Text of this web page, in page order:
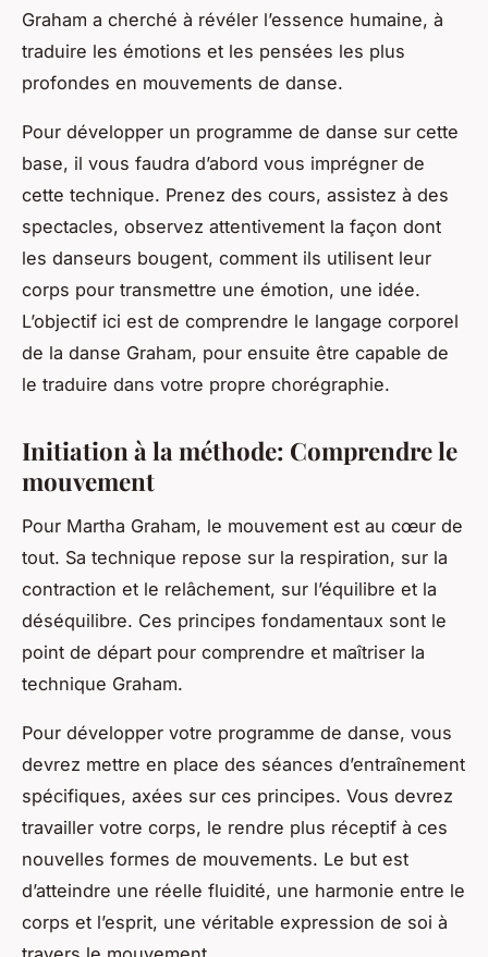
Graham a cherché à révéler l’essence humaine, à
traduire les émotions et les pensées les plus
profondes en mouvements de danse.
Pour développer un programme de danse sur cette
base, il vous faudra d’abord vous imprégner de
cette technique. Prenez des cours, assistez à des
spectacles, observez attentivement la façon dont
les danseurs bougent, comment ils utilisent leur
corps pour transmettre une émotion, une idée.
L’objectif ici est de comprendre le langage corporel
de la danse Graham, pour ensuite être capable de
le traduire dans votre propre chorégraphie.
Initiation à la méthode: Comprendre le
mouvement
Pour Martha Graham, le mouvement est au cœur de
tout. Sa technique repose sur la respiration, sur la
contraction et le relâchement, sur l’équilibre et la
déséquilibre. Ces principes fondamentaux sont le
point de départ pour comprendre et maîtriser la
technique Graham.
Pour développer votre programme de danse, vous
devrez mettre en place des séances d’entraînement
spécifiques, axées sur ces principes. Vous devrez
travailler votre corps, le rendre plus réceptif à ces
nouvelles formes de mouvements. Le but est
d’atteindre une réelle fluidité, une harmonie entre le
corps et l’esprit, une véritable expression de soi à